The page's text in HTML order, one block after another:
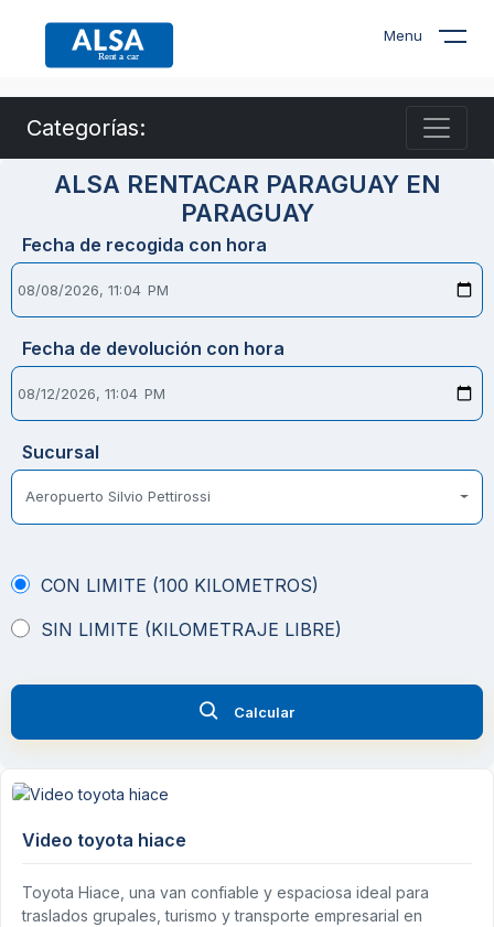
Menu
Categorías:
ALSA RENTACAR PARAGUAY EN
PARAGUAY
Fecha de recogida con hora
Fecha de devolución con hora
Sucursal
Aeropuerto Silvio Pettirossi
CON LIMITE (100 KILOMETROS)
SIN LIMITE (KILOMETRAJE LIBRE)
Calcular
Video toyota hiace
Toyota Hiace, una van confiable y espaciosa ideal para
traslados grupales, turismo y transporte empresarial en